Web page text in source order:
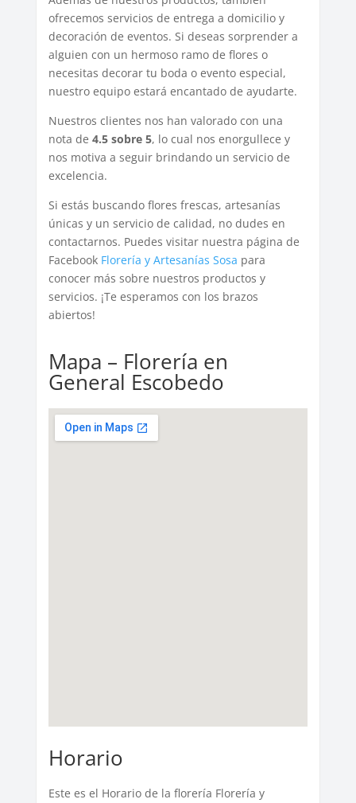
ofrecemos servicios de entrega a domicilio y
decoración de eventos. Si deseas sorprender a
alguien con un hermoso ramo de flores o
necesitas decorar tu boda o evento especial,
nuestro equipo estará encantado de ayudarte.
Nuestros clientes nos han valorado con una
nota de 4.5 sobre 5, lo cual nos enorgullece y
nos motiva a seguir brindando un servicio de
excelencia.
Si estás buscando flores frescas, artesanías
únicas y un servicio de calidad, no dudes en
contactarnos. Puedes visitar nuestra página de
Facebook Florería y Artesanías Sosa para
conocer más sobre nuestros productos y
servicios. ¡Te esperamos con los brazos
abiertos!
Mapa – Florería en
General Escobedo
Horario
Este es el Horario de la florería Florería y